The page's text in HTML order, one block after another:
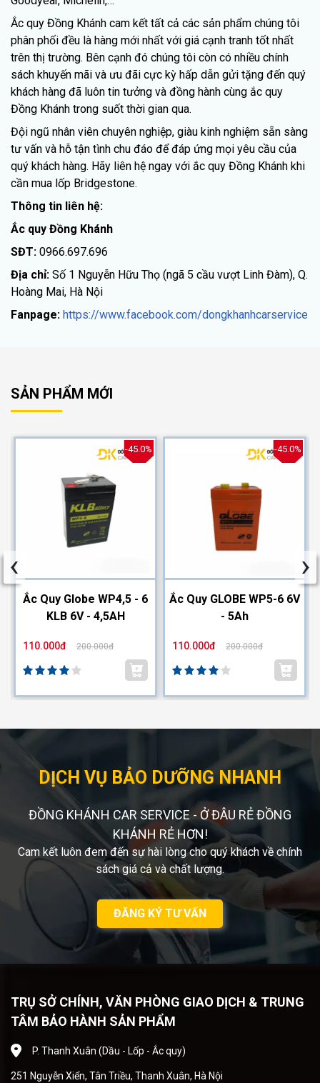
Ắc quy Đồng Khánh cam kết tất cả các sản phẩm chúng tôi
phân phối đều là hàng mới nhất với giá cạnh tranh tốt nhất
trên thị trường. Bên cạnh đó chúng tôi còn có nhiều chính
sách khuyến mãi và ưu đãi cực kỳ hấp dẫn gửi tặng đến quý
khách hàng đã luôn tin tưởng và đồng hành cùng ắc quy
Đồng Khánh trong suốt thời gian qua.
Đội ngũ nhân viên chuyên nghiệp, giàu kinh nghiệm sẵn sàng
tư vấn và hỗ tận tình chu đáo để đáp ứng mọi yêu cầu của
quý khách hàng. Hãy liên hệ ngay với ắc quy Đồng Khánh khi
cần mua lốp Bridgestone.
Thông tin liên hệ:
Ắc quy Đồng Khánh
SĐT: 0966.697.696
Địa chỉ: Số 1 Nguyễn Hữu Thọ (ngã 5 cầu vượt Linh Đàm), Q.
Hoàng Mai, Hà Nội
Fanpage: https://www.facebook.com/dongkhanhcarservice
SẢN PHẨM MỚI
-45.0%
Ắc Quy Globe WP4,5 - 6
KLB 6V - 4,5AH
110.000đ 200.000đ
-45.0%
Ắc Quy GLOBE WP5-6 6V
- 5Ah
110.000đ 200.000đ
‹ ›
DỊCH VỤ BẢO DƯỠNG NHANH
ĐỒNG KHÁNH CAR SERVICE - Ở ĐÂU RẺ ĐỒNG
KHÁNH RẺ HƠN!
Cam kết luôn đem đến sự hài lòng cho quý khách về chính
sách giá cả và chất lượng.
ĐĂNG KÝ TƯ VẤN
TRỤ SỞ CHÍNH, VĂN PHÒNG GIAO DỊCH & TRUNG
TÂM BẢO HÀNH SẢN PHẨM
P. Thanh Xuân (Dầu - Lốp - Ắc quy)
251 Nguyễn Xiển, Tân Triều, Thanh Xuân, Hà Nội